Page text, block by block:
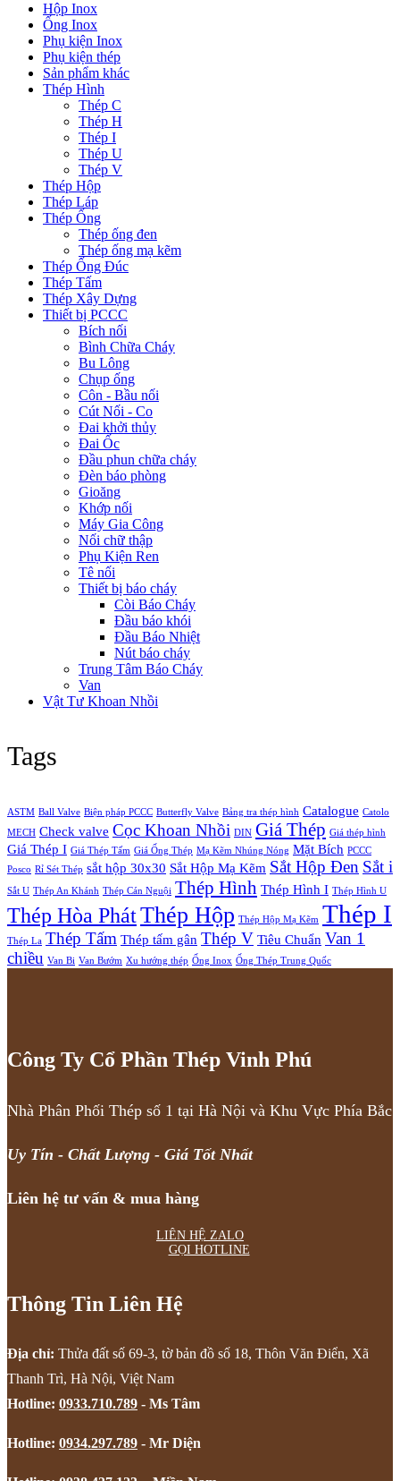
Hộp Inox
Ống Inox
Phụ kiện Inox
Phụ kiện thép
Sản phẩm khác
Thép Hình
Thép C
Thép H
Thép I
Thép U
Thép V
Thép Hộp
Thép Láp
Thép Ống
Thép ống đen
Thép ống mạ kẽm
Thép Ống Đúc
Thép Tấm
Thép Xây Dựng
Thiết bị PCCC
Bích nối
Bình Chữa Cháy
Bu Lông
Chụp ống
Côn - Bầu nối
Cút Nối - Co
Đai khởi thủy
Đai Ốc
Đầu phun chữa cháy
Đèn báo phòng
Gioăng
Khớp nối
Máy Gia Công
Nối chữ thập
Phụ Kiện Ren
Tê nối
Thiết bị báo cháy
Còi Báo Cháy
Đầu báo khói
Đầu Báo Nhiệt
Nút báo cháy
Trung Tâm Báo Cháy
Van
Vật Tư Khoan Nhồi
Tags
ASTM Ball Valve Biện pháp PCCC Butterfly Valve Bảng tra thép hình Catalogue Catolo
MECH Check valve Cọc Khoan Nhồi DIN Giá Thép Giá thép hình
Giá Thép I Giá Thép Tấm Giá Ống Thép Mạ Kẽm Nhúng Nóng Mặt Bích PCCC
Posco Rỉ Sét Thép sắt hộp 30x30 Sắt Hộp Mạ Kẽm Sắt Hộp Đen Sắt i
Sắt U Thép An Khánh Thép Cán Nguội Thép Hình Thép Hình I Thép Hình U
Thép Hòa PhátThép Hộp Thép Hộp Mạ Kẽm Thép I
Thép La Thép Tấm Thép tấm gân Thép V Tiêu Chuẩn Van 1
chiều Van Bi Van Bướm Xu hướng thép Ống Inox Ống Thép Trung Quốc
Công Ty Cổ Phần Thép Vinh Phú
Nhà Phân Phối Thép số 1 tại Hà Nội và Khu Vực Phía Bắc
Uy Tín - Chất Lượng - Giá Tốt Nhất
Liên hệ tư vấn & mua hàng
LIÊN HỆ ZALO
GỌI HOTLINE
Thông Tin Liên Hệ
Địa chỉ: Thửa đất số 69-3, tờ bản đồ số 18, Thôn Văn Điển, Xã
Thanh Trì, Hà Nội, Việt Nam
Hotline: 0933.710.789 - Ms Tâm
Hotline: 0934.297.789 - Mr Diện